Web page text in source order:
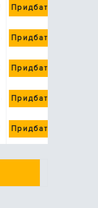
Придбати
Придбати
Придбати
Придбати
Придбати